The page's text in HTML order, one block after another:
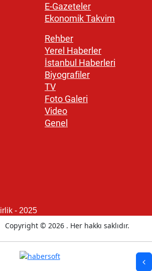
E-Gazeteler
Ekonomik Takvim
Rehber
Yerel Haberler
İstanbul Haberleri
Biyografiler
TV
Foto Galeri
Video
Genel
- 2025
Copyright © 2026 . Her hakkı saklıdır.